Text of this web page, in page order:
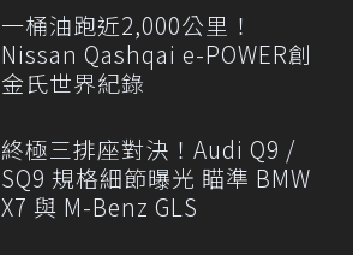
一桶油跑近2,000公里！
Nissan Qashqai e-POWER創
金氏世界紀錄
終極三排座對決！Audi Q9 /
SQ9 規格細節曝光 瞄準 BMW
X7 與 M-Benz GLS